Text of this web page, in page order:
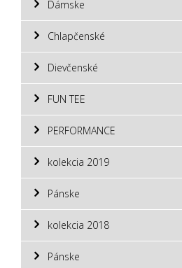
Dámske
Chlapčenské
Dievčenské
FUN TEE
PERFORMANCE
kolekcia 2019
Pánske
kolekcia 2018
Pánske